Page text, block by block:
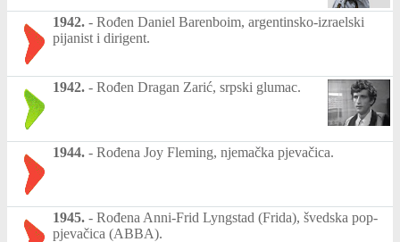
1942. - Rođen Daniel Barenboim, argentinsko-izraelski
pijanist i dirigent.
1942. - Rođen Dragan Zarić, srpski glumac.
1944. - Rođena Joy Fleming, njemačka pjevačica.
1945. - Rođena Anni-Frid Lyngstad (Frida), švedska pop-
pjevačica (ABBA).